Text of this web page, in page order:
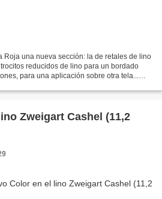
Roja una nueva sección: la de retales de lino
reducidos de lino para un bordado
para una aplicación sobre otra tela...
Zweigart Cashel (11,2